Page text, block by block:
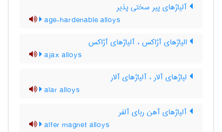
آلیاژهای پیر سختی پذیر
age-hardenable alloys
الیاژهای آژاکس ، آلیاژهای آژاکس
ajax alloys
لیاژهای آلار ، آلیاژهای آلار
alar alloys
آلیاژهای آهن ربای آلفر
alfer magnet alloys